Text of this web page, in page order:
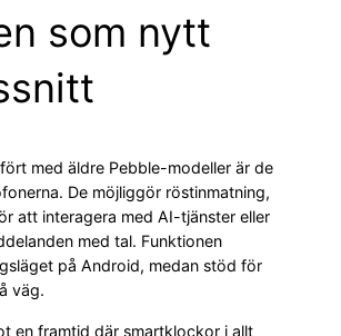
som nytt
med äldre Pebble-modeller är de
De möjliggör röstinmatning,
att interagera med AI-tjänster eller
med tal. Funktionen
på Android, medan stöd för
väg.
en framtid där smartklockor i allt